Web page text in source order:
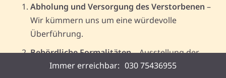
Abholung und Versorgung des Verstorbenen –
Wir kümmern uns um eine würdevolle
Überführung.
Behördliche Formalitäten– Ausstellung der
Sterbeurkunde, Einholung erforderlicher
Immer erreichbar: 030 75436955